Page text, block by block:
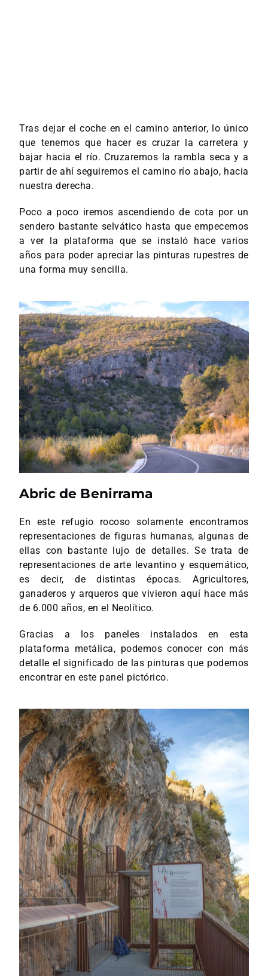
Tras dejar el coche en el camino anterior, lo único
que tenemos que hacer es cruzar la carretera y
bajar hacia el río. Cruzaremos la rambla seca y a
partir de ahí seguiremos el camino río abajo, hacia
nuestra derecha.
Poco a poco iremos ascendiendo de cota por un
sendero bastante selvático hasta que empecemos
a ver la plataforma que se instaló hace varios
años para poder apreciar las pinturas rupestres de
una forma muy sencilla.
Abric de Benirrama
En este refugio rocoso solamente encontramos
representaciones de figuras humanas, algunas de
ellas con bastante lujo de detalles. Se trata de
representaciones de arte levantino y esquemático,
es decir, de distintas épocas. Agricultores,
ganaderos y arqueros que vivieron aquí hace más
de 6.000 años, en el Neolítico.
Gracias a los paneles instalados en esta
plataforma metálica, podemos conocer con más
detalle el significado de las pinturas que podemos
encontrar en este panel pictórico.